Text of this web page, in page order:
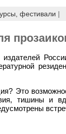
фестивали |
Это
тишины и